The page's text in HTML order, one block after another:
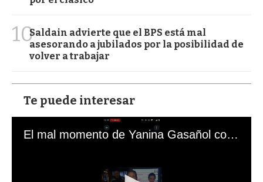
10Saldain advierte que el BPS está mal
asesorando a jubilados por la posibilidad de
volver a trabajar
Te puede interesar
El mal momento de Yanina Gasañol con un hincha argentino en "Subrayado"